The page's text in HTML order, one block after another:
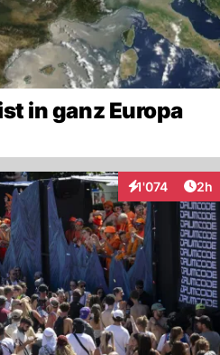
in ganz Europa
1'074
Interaktionen2h